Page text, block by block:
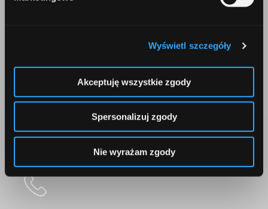
Wyświetl szczegóły
Akceptuję wszystkie zgody
Spersonalizuj zgody
Nie wyrażam zgody
Korepondencja
Comperia.pl S.A.
ul. Konstruktorska 13
02-673 Warszawa